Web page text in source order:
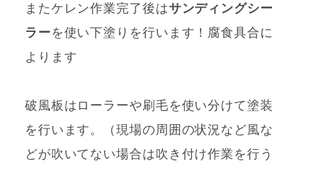
またケレン作業完了後はサンディングシー
ラー を使い下塗りを行います！腐食具合に
よります
破風板はローラーや刷毛を使い分けて塗装
を行います。（現場の周囲の状況など風な
どが吹いてない場合は吹き付け作業を行う